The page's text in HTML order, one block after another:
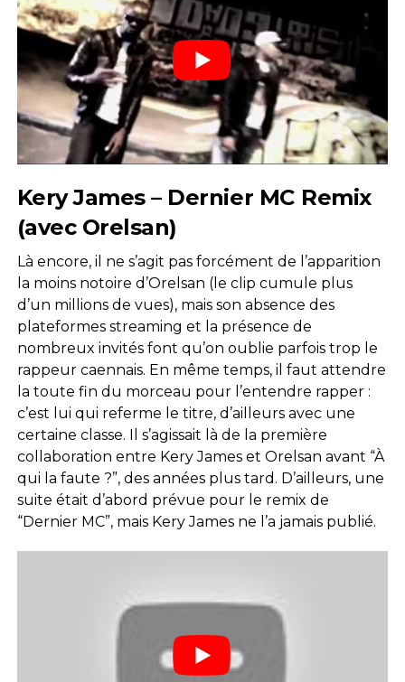
Kery James – Dernier MC Remix
(avec Orelsan)
Là encore, il ne s’agit pas forcément de l’apparition
la moins notoire d’Orelsan (le clip cumule plus
d’un millions de vues), mais son absence des
plateformes streaming et la présence de
nombreux invités font qu’on oublie parfois trop le
rappeur caennais. En même temps, il faut attendre
la toute fin du morceau pour l’entendre rapper :
c’est lui qui referme le titre, d’ailleurs avec une
certaine classe. Il s’agissait là de la première
collaboration entre Kery James et Orelsan avant “À
qui la faute ?”, des années plus tard. D’ailleurs, une
suite était d’abord prévue pour le remix de
“Dernier MC”, mais Kery James ne l’a jamais publié.